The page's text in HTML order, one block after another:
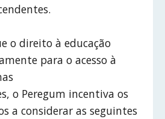
o direito à educação
para o acesso à
o Peregum incentiva os
a considerar as seguintes